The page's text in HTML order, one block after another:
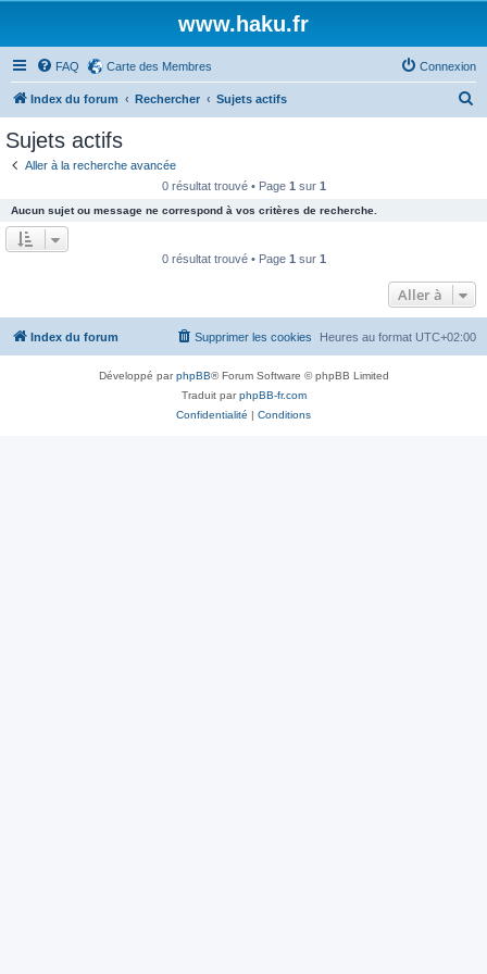
www.haku.fr
FAQ Carte des Membres Connexion
Index du forum Rechercher Sujets actifs
e
r
Sujets actifs
Aller à la recherche avancée
0 résultat trouvé • Page 1 sur 1
Aucun sujet ou message ne correspond à vos critères de recherche.
0 résultat trouvé • Page 1 sur 1
Aller à
Index du forum Heures au format UTC+02:00
Supprimer les cookies
Développé parphpBB® Forum Software © phpBB Limited
Traduit parphpBB-fr.com
Confidentialité | Conditions